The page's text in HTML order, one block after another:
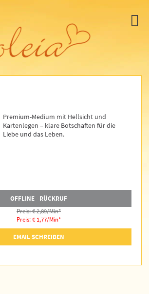
Premium-Medium mit Hellsicht und
Kartenlegen – klare Botschaften für die
Liebe und das Leben.
OFFLINE - RÜCKRUF
Preis: € 2,89/Min*
Preis: € 1,77/Min*
EMAIL SCHREIBEN